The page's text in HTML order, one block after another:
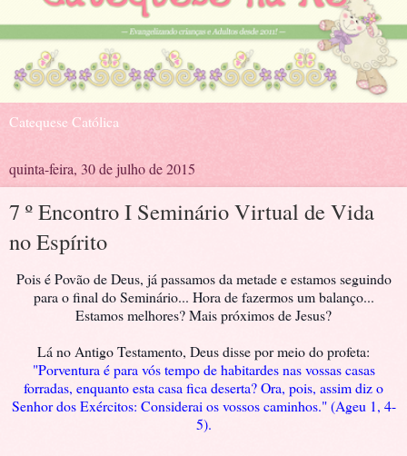
Catequese Católica
quinta-feira, 30 de julho de 2015
7 º Encontro I Seminário Virtual de Vida
no Espírito
Pois é Povão de Deus, já passamos da metade e estamos seguindo
para o final do Seminário... Hora de fazermos um balanço...
Estamos melhores? Mais próximos de Jesus?
Lá no Antigo Testamento, Deus disse por meio do profeta:
"Porventura é para vós tempo de habitardes nas vossas casas
forradas, enquanto esta casa fica deserta? Ora, pois, assim diz o
Senhor dos Exércitos: Considerai os vossos caminhos." (Ageu 1, 4-
5).